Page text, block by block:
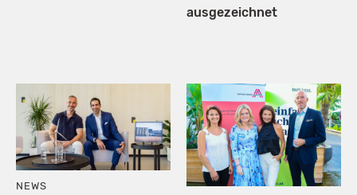
ausgezeichnet
NEWS